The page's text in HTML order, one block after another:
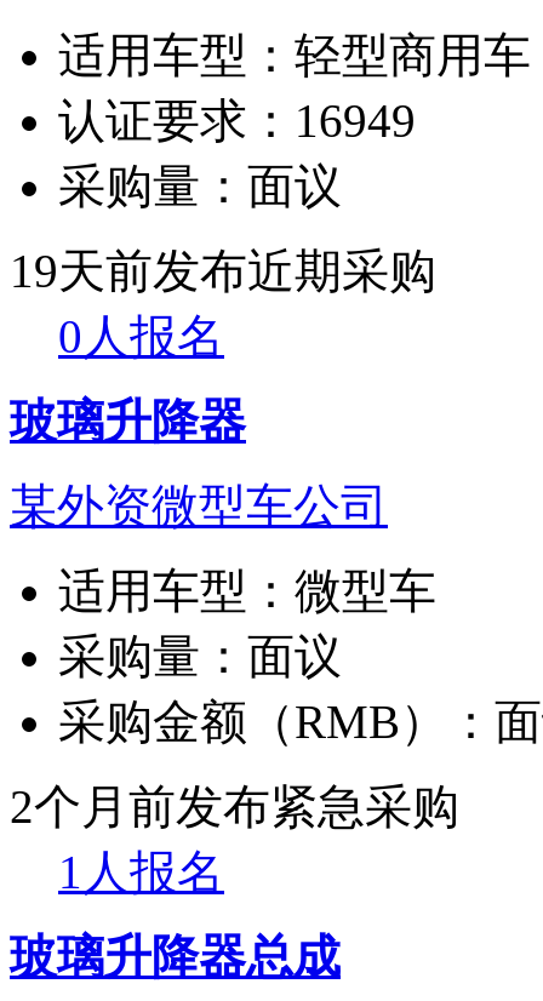
适用车型： 轻型商用车
认证要求： 16949
采购量： 面议
19天前发布近期采购
0人报名
玻璃升降器
某外资微型车公司
适用车型： 微型车
采购量： 面议
采购金额（RMB）：
2个月前发布紧急采购
1人报名
玻璃升降器总成